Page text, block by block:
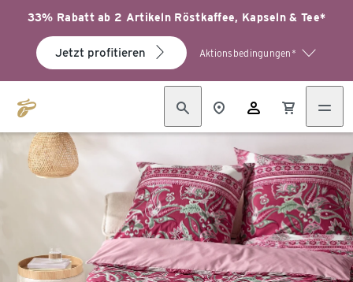
33% Rabatt ab 2 Artikeln Röstkaffee, Kapseln & Tee*
Jetzt profitieren Aktionsbedingungen*